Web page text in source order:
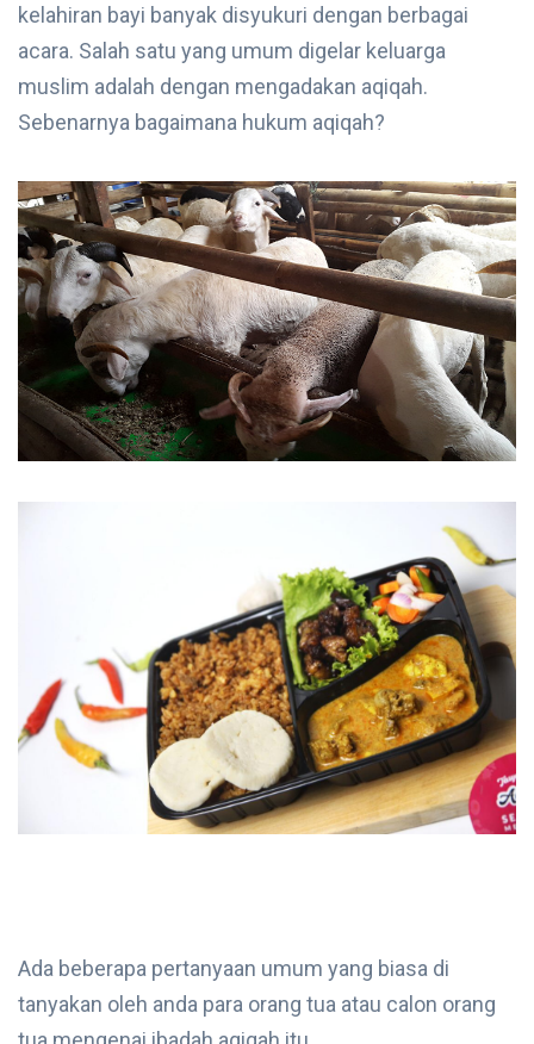
kelahiran bayi banyak disyukuri dengan berbagai
acara. Salah satu yang umum digelar keluarga
muslim adalah dengan mengadakan aqiqah.
Sebenarnya bagaimana hukum aqiqah?
Ada beberapa pertanyaan umum yang biasa di
tanyakan oleh anda para orang tua atau calon orang